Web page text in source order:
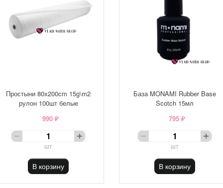
Простыни 80х200cm 15g\m2
рулон 100шт белые
990 ₽
шт
В корзину
База MONAMI Rubber Base
Scotch 15мл
795 ₽
шт
В корзину